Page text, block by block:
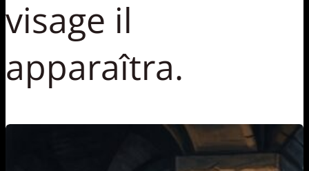
visage il
apparaîtra.